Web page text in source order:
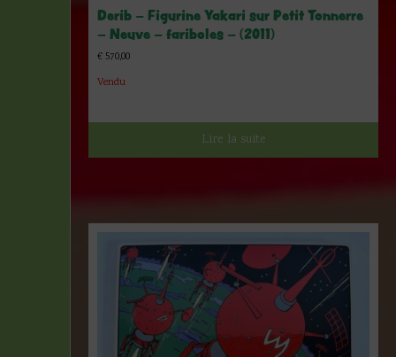
Derib – Figurine Yakari sur Petit Tonnerre
– Neuve – fariboles – (2011)
€ 570,00
Vendu
Lire la suite